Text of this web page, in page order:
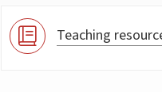
Teaching